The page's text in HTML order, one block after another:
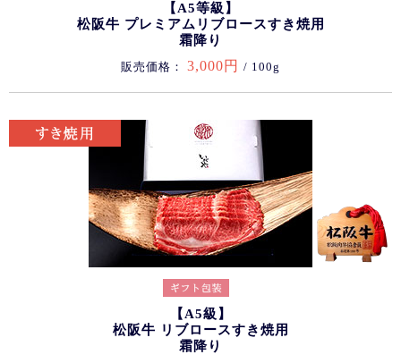
【A5等級】
松阪牛 プレミアムリブロースすき焼用
霜降り
販売価格： 3,000円 / 100g
【A5級】
松阪牛 リブロースすき焼用
霜降り